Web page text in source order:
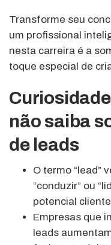
Transforme seu
um profissional
nesta carreira é a
toque especial de
não saiba
de leads
O termo “lead”
“conduzir” ou
potencial
Empresas que
leads